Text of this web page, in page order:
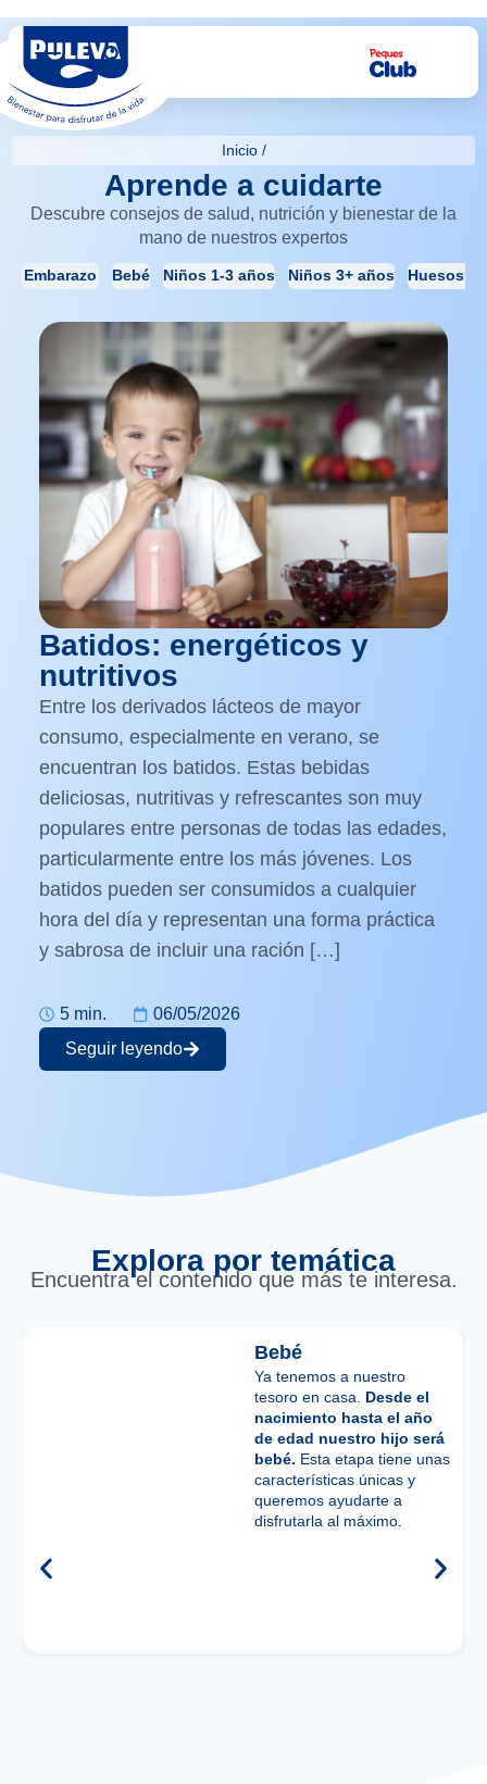
Inicio/
Aprende a cuidarte
Descubre consejos de salud, nutrición y bienestar de la
mano de nuestros expertos
Embarazo Bebé Niños 1-3 años Niños 3+ años Huesos
Batidos: energéticos y
nutritivos
Entre los derivados lácteos de mayor
consumo, especialmente en verano, se
encuentran los batidos. Estas bebidas
deliciosas, nutritivas y refrescantes son muy
populares entre personas de todas las edades,
particularmente entre los más jóvenes. Los
batidos pueden ser consumidos a cualquier
hora del día y representan una forma práctica
y sabrosa de incluir una ración […]
5 min.
06/05/2026
Seguir leyendo
Explora por temática
Encuentra el contenido que más te interesa.
Bebé
Ya tenemos a nuestro
tesoro en casa. Desde el
nacimiento hasta el año
de edad nuestro hijo será
bebé. Esta etapa tiene unas
características únicas y
queremos ayudarte a
disfrutarla al máximo.